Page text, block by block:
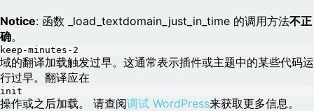
Notice: 函数 _load_textdomain_just_in_time 的调用方法不正
确。
keep-minutes-2
域的翻译加载触发过早。这通常表示插件或主题中的某些代码运
行过早。翻译应在
init
操作或之后加载。 请查阅调试 WordPress来获取更多信息。